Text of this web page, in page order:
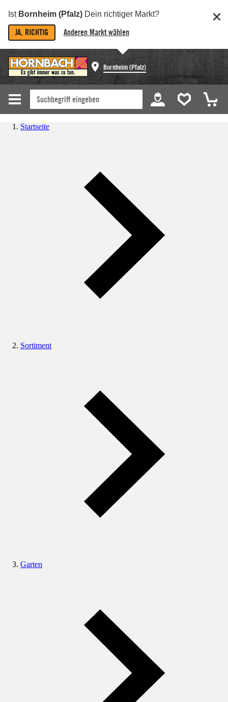
Ist Bornheim (Pfalz) Dein richtiger Markt?
JA, RICHTIG Anderen Markt wählen
Bornheim (Pfalz)
Startseite
Sortiment
Garten